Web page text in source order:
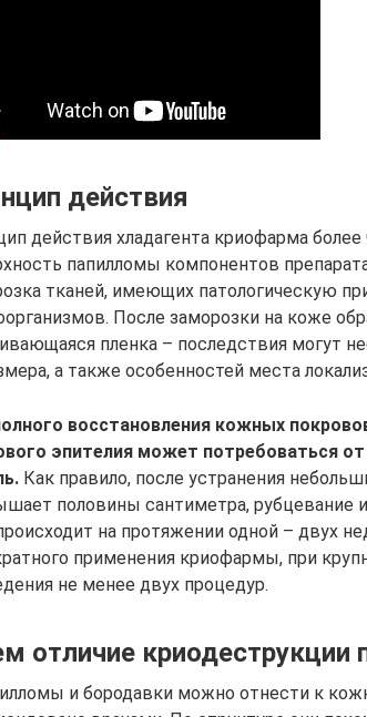
действия
действия хладагента криофарма
папилломы компонентов
тканей, имеющих патологическую
После заморозки на коже
пленка – последствия могут
а также особенностей места
восстановления кожных
эпителия может потребоваться
Как правило, после устранения
половины сантиметра, рубцевание
на протяжении одной – двух
применения криофармы, при
не менее двух процедур.
отличие криодеструкции
и бородавки можно отнести к